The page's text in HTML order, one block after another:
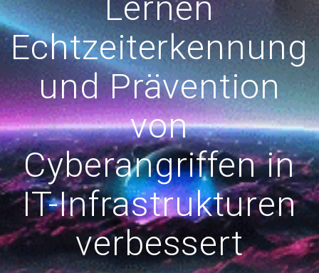
Echtzeiterkennung
und Prävention
von
Cyberangriffen in
IT-Infrastrukturen
verbessert